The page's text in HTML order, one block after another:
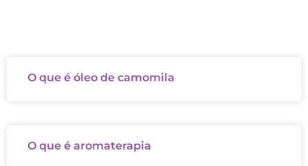
O que é óleo de camomila
O que é aromaterapia